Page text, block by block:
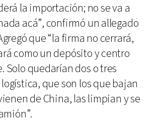
la importación; no se va a
acá”, confirmó un allegado
que “la firma no cerrará,
como un depósito y centro
Solo quedarían dos o tres
que son los que bajan
de China, las limpian y se